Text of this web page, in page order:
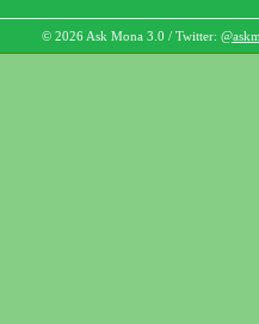
© 2026 Ask Mona 3.0 / Twitter: